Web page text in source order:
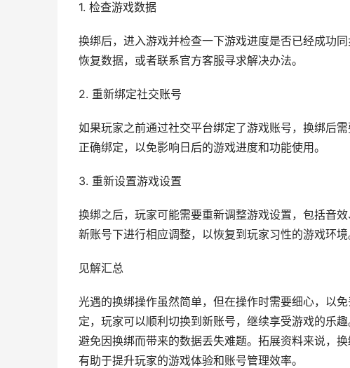
1. 检查游戏数据
换绑后，进入游戏并检查一下游戏进度是否已经成功
恢复数据，或者联系官方客服寻求解决办法。
2. 重新绑定社交账号
如果玩家之前通过社交平台绑定了游戏账号，换绑后
正确绑定，以免影响日后的游戏进度和功能使用。
3. 重新设置游戏设置
换绑之后，玩家可能需要重新调整游戏设置，包括音
新账号下进行相应调整，以恢复到玩家习性的游戏环境
见解汇总
光遇的换绑操作虽然简单，但在操作时需要细心，以
定，玩家可以顺利切换到新账号，继续享受游戏的乐
避免因换绑而带来的数据丢失难题。拓展资料来说，
有助于提升玩家的游戏体验和账号管理效率。